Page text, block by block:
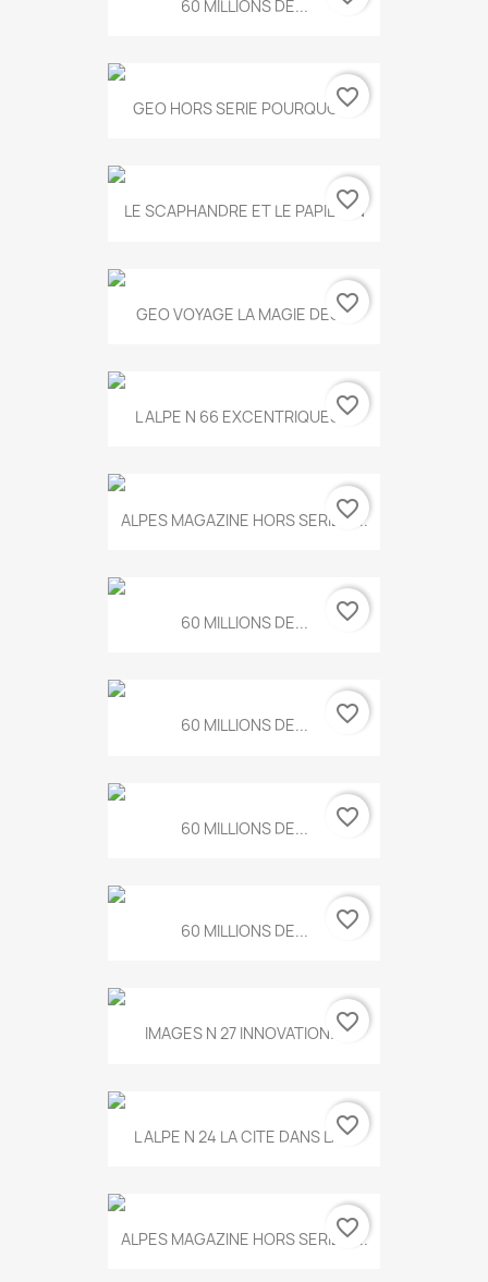
60 MILLIONS DE...
GEO HORS SERIE POURQUOI...
favorite_border
LE SCAPHANDRE ET LE PAPILLON
favorite_border
GEO VOYAGE LA MAGIE DES...
favorite_border
L ALPE N 66 EXCENTRIQUES...
favorite_border
ALPES MAGAZINE HORS SERIE N...
favorite_border
60 MILLIONS DE... favorite_border
60 MILLIONS DE... favorite_border
60 MILLIONS DE... favorite_border
60 MILLIONS DE... favorite_border
IMAGES N 27 INNOVATION...favorite_border
L ALPE N 24 LA CITE DANS LA...
favorite_border
ALPES MAGAZINE HORS SERIE N...
favorite_border